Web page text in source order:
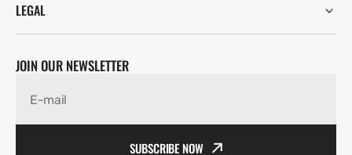
LEGAL
JOIN OUR NEWSLETTER
E-mail
SUBSCRIBE NOW